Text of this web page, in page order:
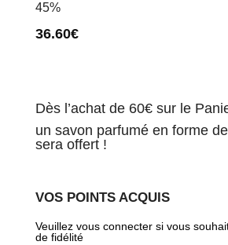
45%
36.60€
Dès l’achat de 60€ sur le
un savon parfumé en forme
sera offert !
VOS POINTS ACQUIS
Veuillez vous connecter si vous
de fidélité